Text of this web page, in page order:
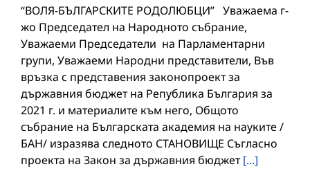
“ВОЛЯ-БЪЛГАРСКИТЕ РОДОЛЮБЦИ” Уважаема г-
жо Председател на Народното събрание,
Уважаеми Председатели на Парламентарни
групи, Уважаеми Народни представители, Във
връзка с представения законопроект за
държавния бюджет на Република България за
2021 г. и материалите към него, Общото
събрание на Българската академия на науките /
БАН/ изразява следното СТАНОВИЩЕ Съгласно
проекта на Закон за държавния бюджет[...]